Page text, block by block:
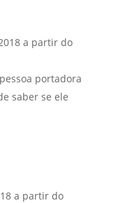
a partir do
portadora
saber se ele
a partir do